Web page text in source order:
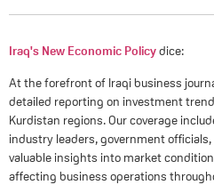
Iraq's New Economic Policydice:
At the forefront of Iraqi business
detailed reporting on investment
Kurdistan regions. Our coverage
industry leaders, government
valuable insights into market
affecting business operations